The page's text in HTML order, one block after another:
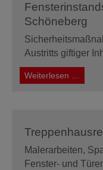
Schöneberg
Austritts giftiger
Weiterlesen …
im
Malerarbeiten,
Fenster- und